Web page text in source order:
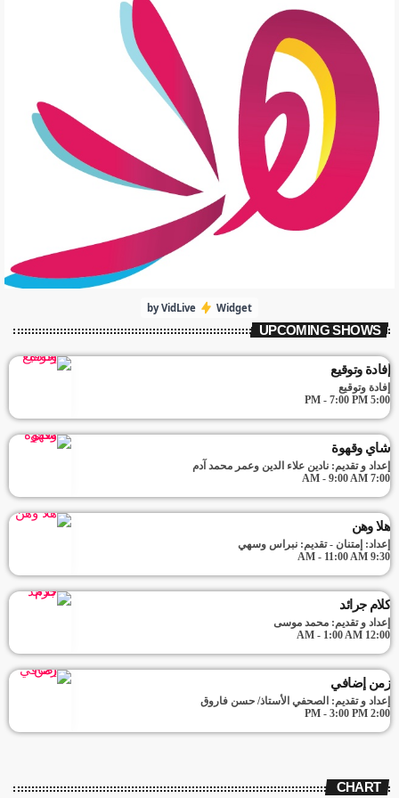
Widget
by VidLive
UPCOMING SHOWS
إفادة وتوقيع
إفادة وتوقيع
5:00 PM - 7:00 PM
شاي وقهوة
إعداد و تقديم: نادين علاء الدين وعمر محمد آدم
7:00 AM - 9:00 AM
هلا وهن
إعداد: إمتنان - تقديم: نبراس وسهي
9:30 AM - 11:00 AM
كلام جرائد
إعداد و تقديم: محمد موسى
12:00 AM - 1:00 AM
زمن إضافي
إعداد و تقديم: الصحفي الأستاذ/ حسن فاروق
2:00 PM - 3:00 PM
CHART